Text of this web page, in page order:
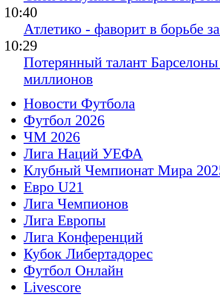
10:40
Атлетико - фаворит в борьбе
10:29
Потерянный талант
миллионов
Новости Футбола
Футбол 2026
ЧМ 2026
Лига Наций УЕФА
Клубный Чемпионат Мира
Евро U21
Лига Чемпионов
Лига Европы
Лига Конференций
Кубок Либертадорес
Футбол Онлайн
Livescore